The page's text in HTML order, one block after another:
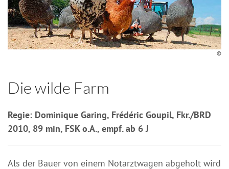
©
Die wilde Farm
Regie: Dominique Garing, Frédéric Goupil, Fkr./BRD
2010, 89 min, FSK o.A., empf. ab 6 J
Als der Bauer von einem Notarztwagen abgeholt wird